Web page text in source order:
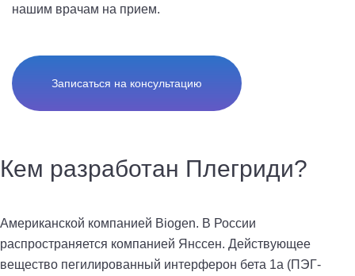
нашим врачам на прием.
Записаться на консультацию
Кем разработан Плегриди?
Американской компанией Biogen. В России
распространяется компанией Янссен. Действующее
вещество пегилированный интерферон бета 1а (ПЭГ-